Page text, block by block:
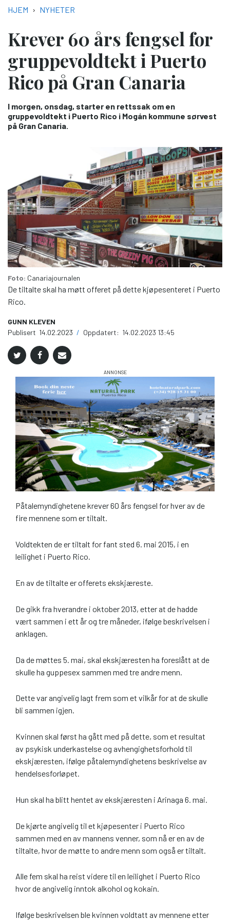
NAVIGASJONSSTI
HJEM NYHETER
Krever 60 års fengsel for
gruppevoldtekt i Puerto
Rico på Gran Canaria
I morgen, onsdag, starter en rettssak om en
gruppevoldtekt i Puerto Rico i Mogán kommune sørvest
på Gran Canaria.
Foto: Canariajournalen
De tiltalte skal ha møtt offeret på dette kjøpesenteret i Puerto
Rico.
GUNN KLEVEN
Publisert 14.02.2023 / Oppdatert: 14.02.2023 13:45
Påtalemyndighetene krever 60 års fengsel for hver av de
fire mennene som er tiltalt.
Voldtekten de er tiltalt for fant sted 6. mai 2015, i en
leilighet i Puerto Rico.
En av de tiltalte er offerets ekskjæreste.
De gikk fra hverandre i oktober 2013, etter at de hadde
vært sammen i ett år og tre måneder, ifølge beskrivelsen i
anklagen.
Da de møttes 5. mai, skal ekskjæresten ha foreslått at de
skulle ha guppesex sammen med tre andre menn.
Dette var angivelig lagt frem som et vilkår for at de skulle
bli sammen igjen.
Kvinnen skal først ha gått med på dette, som et resultat
av psykisk underkastelse og avhengighetsforhold til
ekskjæresten, ifølge påtalemyndighetens beskrivelse av
hendelsesforløpet.
Hun skal ha blitt hentet av ekskjæresten i Arinaga 6. mai.
De kjørte angivelig til et kjøpesenter i Puerto Rico
sammen med en av mannens venner, som nå er en av de
tiltalte, hvor de møtte to andre menn som også er tiltalt.
Alle fem skal ha reist videre til en leilighet i Puerto Rico
hvor de angivelig inntok alkohol og kokain.
Ifølge beskrivelsen ble kvinnen voldtatt av mennene etter